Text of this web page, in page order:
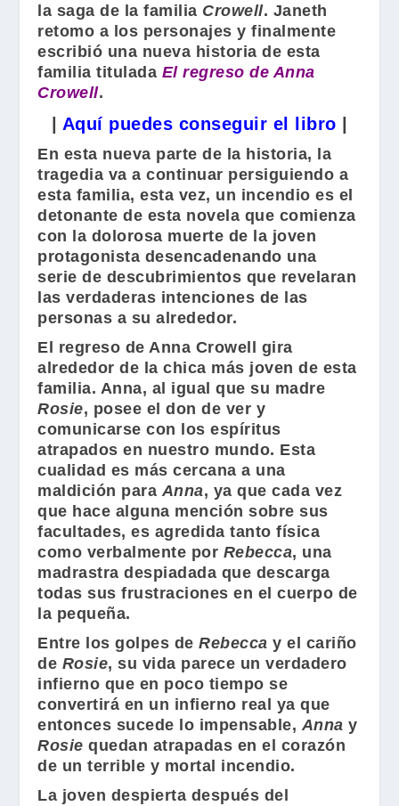
la saga de la familia Crowell. Janeth
retomo a los personajes y finalmente
escribió una nueva historia de esta
familia titulada El regreso de Anna
Crowell.
Aquí puedes conseguir el libro
En esta nueva parte de la historia, la
tragedia va a continuar persiguiendo a
esta familia, esta vez, un incendio es el
detonante de esta novela que comienza
con la dolorosa muerte de la joven
protagonista desencadenando una
serie de descubrimientos que revelaran
las verdaderas intenciones de las
personas a su alrededor.
El regreso deAnna Crowell
gira
alrededor de la chica más joven de esta
familia. Anna, al igual que su madre
Rosie, posee el don de ver y
comunicarse con los espíritus
atrapados en nuestro mundo. Esta
cualidad es más cercana a una
maldición para Anna, ya que cada vez
que hace alguna mención sobre sus
facultades, es agredida tanto física
como verbalmente por Rebecca, una
madrastra despiadada que descarga
todas sus frustraciones en el cuerpo de
la pequeña.
Entre los golpes deRebecca y el cariño
de Rosie, su vida parece un verdadero
infierno que en poco tiempo se
convertirá en un infierno real ya que
entonces sucede lo impensable, Anna y
Rosie quedan atrapadas en el corazón
de un terrible y mortal incendio.
La joven despierta después del